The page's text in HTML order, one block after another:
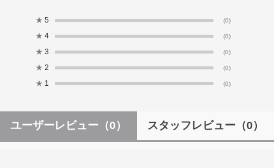
★ 5 (0)
★ 4 (0)
★ 3 (0)
★ 2 (0)
★ 1 (0)
ユーザーレビュー （0） スタッフレビュー （0）